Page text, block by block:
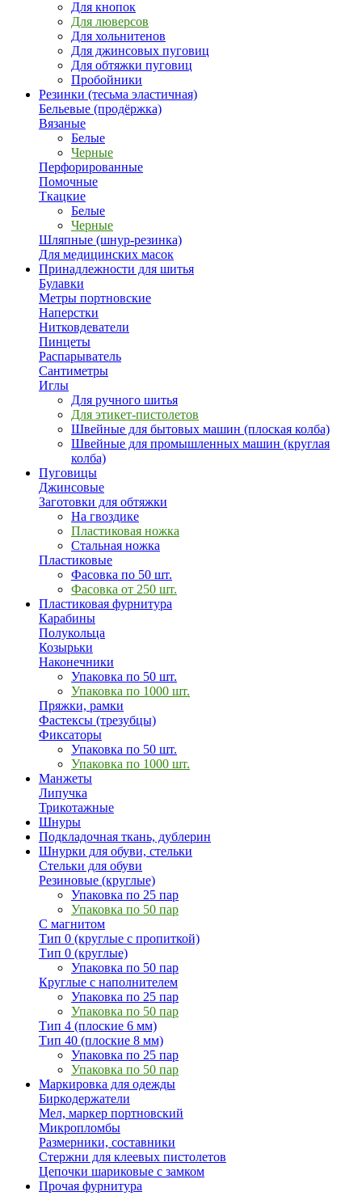
Для кнопок
Для люверсов
Для хольнитенов
Для джинсовых пуговиц
Для обтяжки пуговиц
Пробойники
Резинки (тесьма эластичная)
Бельевые (продёржка)
Вязаные
Белые
Черные
Перфорированные
Помочные
Ткацкие
Белые
Черные
Шляпные (шнур-резинка)
Для медицинских масок
Принадлежности для шитья
Булавки
Метры портновские
Наперстки
Нитковдеватели
Пинцеты
Распарыватель
Сантиметры
Иглы
Для ручного шитья
Для этикет-пистолетов
Швейные для бытовых машин (плоская колба)
Швейные для промышленных машин (круглая
колба)
Пуговицы
Джинсовые
Заготовки для обтяжки
На гвоздике
Пластиковая ножка
Стальная ножка
Пластиковые
Фасовка по 50 шт.
Фасовка от 250 шт.
Пластиковая фурнитура
Карабины
Полукольца
Козырьки
Наконечники
Упаковка по 50 шт.
Упаковка по 1000 шт.
Пряжки, рамки
Фастексы (трезубцы)
Фиксаторы
Упаковка по 50 шт.
Упаковка по 1000 шт.
Манжеты
Липучка
Трикотажные
Шнуры
Подкладочная ткань, дублерин
Шнурки для обуви, стельки
Стельки для обуви
Резиновые (круглые)
Упаковка по 25 пар
Упаковка по 50 пар
С магнитом
Тип 0 (круглые с пропиткой)
Тип 0 (круглые)
Упаковка по 50 пар
Круглые с наполнителем
Упаковка по 25 пар
Упаковка по 50 пар
Тип 4 (плоские 6 мм)
Тип 40 (плоские 8 мм)
Упаковка по 25 пар
Упаковка по 50 пар
Маркировка для одежды
Биркодержатели
Мел, маркер портновский
Микропломбы
Размерники, составники
Стержни для клеевых пистолетов
Цепочки шариковые с замком
Прочая фурнитура